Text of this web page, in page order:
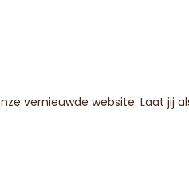
vernieuwde website. Laat jij